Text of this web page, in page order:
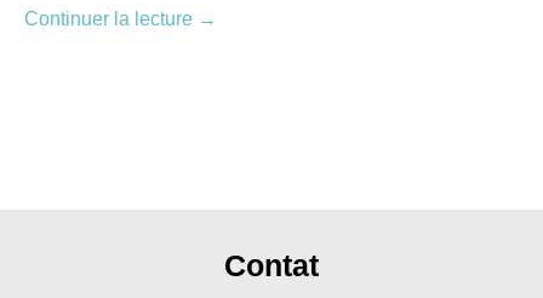
Continuer la lecture →
Contat